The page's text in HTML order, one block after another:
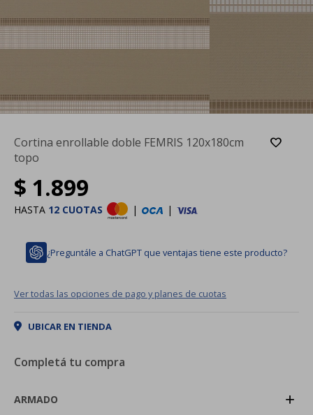
Cortina enrollable doble FEMRIS 120x180cm
topo
$ 1.899
HASTA 12 CUOTAS | |
¿Preguntále a ChatGPT que ventajas tiene este producto?
Ver todas las opciones de pago y planes de cuotas
UBICAR EN TIENDA
Completá tu compra
ARMADO +